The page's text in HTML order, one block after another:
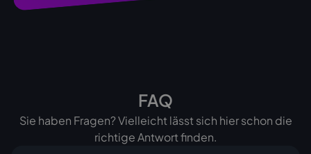
FAQ
Sie haben Fragen? Vielleicht lässt sich hier schon die
richtige Antwort finden.